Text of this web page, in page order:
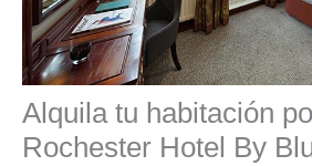
Alquila tu habitación
Rochester Hotel By